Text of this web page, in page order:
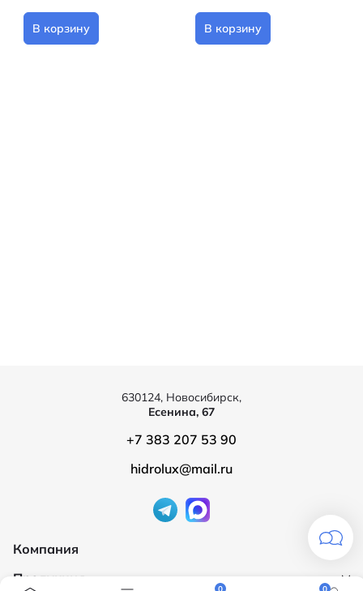
В корзину В корзину
Компания
О компании
Продукция
630124, Новосибирск,
Есенина, 67
+7 383 207 53 90
hidrolux@mail.ru
0 0